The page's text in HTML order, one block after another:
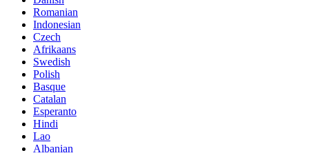
Romanian
Indonesian
Czech
Afrikaans
Swedish
Polish
Basque
Catalan
Esperanto
Hindi
Lao
Albanian